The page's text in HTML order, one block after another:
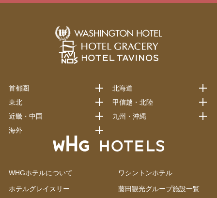
WHGホテルについて ワシントンホテル
ホテルグレイスリー 藤田観光グループ施設一覧
首都圏
北海道
東北
甲信越・北陸
近畿・中国
九州・沖縄
海外